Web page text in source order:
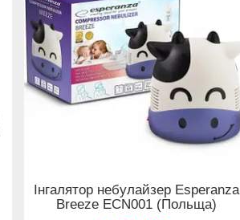
Інгалятор небулайзер Esperanza
Breeze ECN001 (Польща)